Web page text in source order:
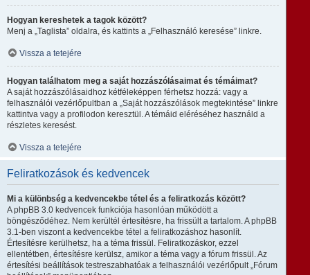
Hogyan kereshetek a tagok között?
Menj a „Taglista” oldalra, és kattints a „Felhasználó keresése” linkre.
Vissza a tetejére
Hogyan találhatom meg a saját hozzászólásaimat és témáimat?
A saját hozzászólásaidhoz kétféleképpen férhetsz hozzá: vagy a
felhasználói vezérlőpultban a „Saját hozzászólások megtekintése” linkre
kattintva vagy a profilodon keresztül. A témáid eléréséhez használd a
részletes keresést.
Vissza a tetejére
Feliratkozások és kedvencek
Mi a különbség a kedvencekbe tétel és a feliratkozás között?
A phpBB 3.0 kedvencek funkciója hasonlóan működött a
böngésződéhez. Nem kerültél értesítésre, ha frissült a tartalom. A phpBB
3.1-ben viszont a kedvencekbe tétel a feliratkozáshoz hasonlít.
Értesítésre kerülhetsz, ha a téma frissül. Feliratkozáskor, ezzel
ellentétben, értesítésre kerülsz, amikor a téma vagy a fórum frissül. Az
értesítési beállítások testreszabhatóak a felhasználói vezérlőpult „Fórum